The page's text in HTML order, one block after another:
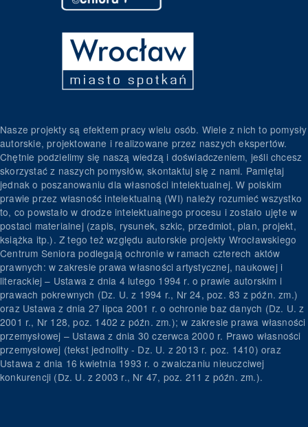
Nasze projekty są efektem pracy wielu osób. Wiele z nich to pomysły
autorskie, projektowane i realizowane przez naszych ekspertów.
Chętnie podzielimy się naszą wiedzą i doświadczeniem, jeśli chcesz
skorzystać z naszych pomysłów, skontaktuj się z nami. Pamiętaj
jednak o poszanowaniu dla własności intelektualnej. W polskim
prawie przez własność intelektualną (WI) należy rozumieć wszystko
to, co powstało w drodze intelektualnego procesu i zostało ujęte w
postaci materialnej (zapis, rysunek, szkic, przedmiot, plan, projekt,
książka itp.). Z tego też względu autorskie projekty Wrocławskiego
Centrum Seniora podlegają ochronie w ramach czterech aktów
prawnych: w zakresie prawa własności artystycznej, naukowej i
literackiej – Ustawa z dnia 4 lutego 1994 r. o prawie autorskim i
prawach pokrewnych (Dz. U. z 1994 r., Nr 24, poz. 83 z późn. zm.)
oraz Ustawa z dnia 27 lipca 2001 r. o ochronie baz danych (Dz. U. z
2001 r., Nr 128, poz. 1402 z późn. zm.); w zakresie prawa własności
przemysłowej – Ustawa z dnia 30 czerwca 2000 r. Prawo własności
przemysłowej (tekst jednolity - Dz. U. z 2013 r. poz. 1410) oraz
Ustawa z dnia 16 kwietnia 1993 r. o zwalczaniu nieuczciwej
konkurencji (Dz. U. z 2003 r., Nr 47, poz. 211 z późn. zm.).